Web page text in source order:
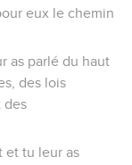
eux le chemin
as parlé du haut
des lois
des
et tu leur as